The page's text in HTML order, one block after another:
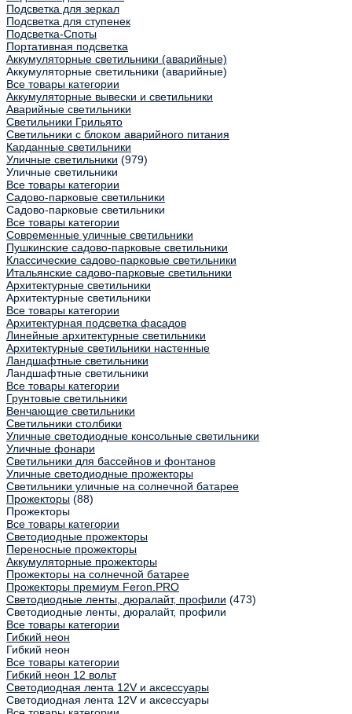
Подсветка для зеркал
Подсветка для ступенек
Подсветка-Споты
Портативная подсветка
Аккумуляторные светильники (аварийные)
Аккумуляторные светильники (аварийные)
Все товары категории
Аккумуляторные вывески и светильники
Аварийные светильники
Светильники Грильято
Светильники с блоком аварийного питания
Карданные светильники
Уличные светильники (979)
Уличные светильники
Все товары категории
Садово-парковые светильники
Садово-парковые светильники
Все товары категории
Современные уличные светильники
Пушкинские садово-парковые светильники
Классические садово-парковые светильники
Итальянские садово-парковые светильники
Архитектурные светильники
Архитектурные светильники
Все товары категории
Архитектурная подсветка фасадов
Линейные архитектурные светильники
Архитектурные светильники настенные
Ландшафтные светильники
Ландшафтные светильники
Все товары категории
Грунтовые светильники
Венчающие светильники
Светильники столбики
Уличные светодиодные консольные светильники
Уличные фонари
Светильники для бассейнов и фонтанов
Уличные светодиодные прожекторы
Светильники уличные на солнечной батарее
Прожекторы (88)
Прожекторы
Все товары категории
Светодиодные прожекторы
Переносные прожекторы
Аккумуляторные прожекторы
Прожекторы на солнечной батарее
Прожекторы премиум Feron.PRO
Светодиодные ленты, дюралайт, профили (473)
Светодиодные ленты, дюралайт, профили
Все товары категории
Гибкий неон
Гибкий неон
Все товары категории
Гибкий неон 12 вольт
Светодиодная лента 12V и аксессуары
Светодиодная лента 12V и аксессуары